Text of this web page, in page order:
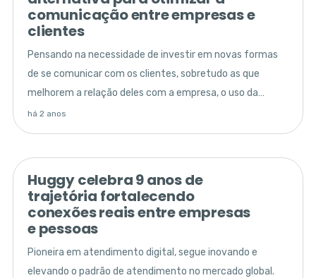
comunicação entre empresas e
clientes
Pensando na necessidade de investir em novas formas
de se comunicar com os clientes, sobretudo as que
melhorem a relação deles com a empresa, o uso da
Inteligência Artificial (IA) tem evoluído
progressivamente e já é realidade no cotidiano de
há 2 anos
Huggy celebra 9 anos de
trajetória fortalecendo
conexões reais entre empresas
e pessoas
Pioneira em atendimento digital, segue inovando e
elevando o padrão de atendimento no mercado global.